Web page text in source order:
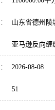
山东省德州陵
亚马逊反向缠
2026-08-08
51